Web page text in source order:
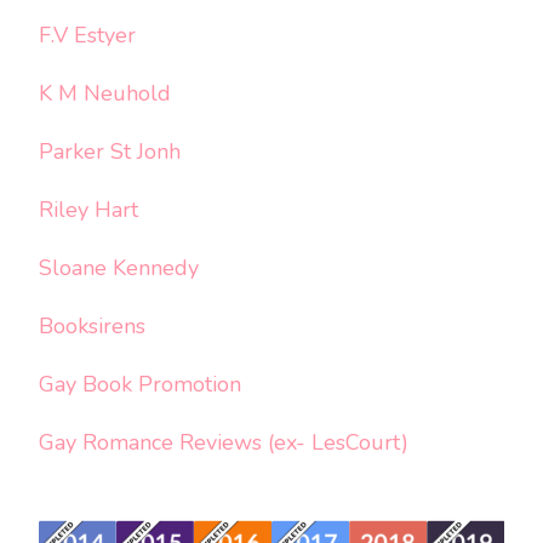
F.V Estyer
K M Neuhold
Parker St Jonh
Riley Hart
Sloane Kennedy
Booksirens
Gay Book Promotion
Gay Romance Reviews (ex- LesCourt)